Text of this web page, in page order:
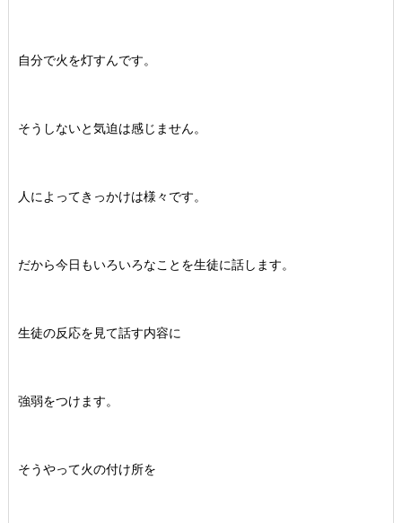
自分で火を灯すんです。
そうしないと気迫は感じません。
人によってきっかけは様々です。
だから今日もいろいろなことを生徒に話します。
生徒の反応を見て話す内容に
強弱をつけます。
そうやって火の付け所を